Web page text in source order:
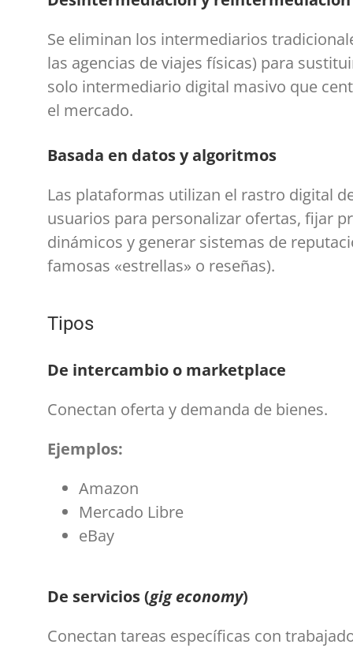
Se eliminan los intermediarios
las agencias de viajes físicas) para
solo intermediario digital masivo que
el mercado.
Basada en datos y algoritmos
Las plataformas utilizan el rastro digital
usuarios para personalizar ofertas, fijar
dinámicos y generar sistemas de
famosas «estrellas» o reseñas).
Tipos
De intercambio o marketplace
Conectan oferta y demanda de bienes.
Ejemplos:
Amazon
Mercado Libre
eBay
De servicios (gig economy)
Conectan tareas específicas con